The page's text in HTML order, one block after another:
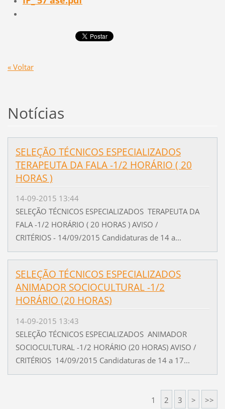
« Voltar
Notícias
SELEÇÃO TÉCNICOS ESPECIALIZADOS
TERAPEUTA DA FALA -1/2 HORÁRIO ( 20
HORAS )
14-09-2015 13:44
SELEÇÃO TÉCNICOS ESPECIALIZADOS TERAPEUTA DA
FALA -1/2 HORÁRIO ( 20 HORAS ) AVISO /
CRITÉRIOS - 14/09/2015 Candidaturas de 14 a...
SELEÇÃO TÉCNICOS ESPECIALIZADOS
ANIMADOR SOCIOCULTURAL -1/2
HORÁRIO (20 HORAS)
14-09-2015 13:43
SELEÇÃO TÉCNICOS ESPECIALIZADOS ANIMADOR
SOCIOCULTURAL -1/2 HORÁRIO (20 HORAS) AVISO /
CRITÉRIOS 14/09/2015 Candidaturas de 14 a 17...
1 2 3 > >>